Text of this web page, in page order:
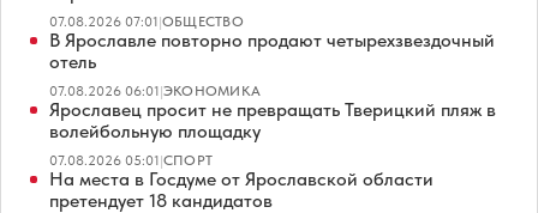
07.08.2026 07:01|ОБЩЕСТВО
В Ярославле повторно продают четырехзвездочный
отель
07.08.2026 06:01|ЭКОНОМИКА
Ярославец просит не превращать Тверицкий пляж в
волейбольную площадку
07.08.2026 05:01|СПОРТ
На места в Госдуме от Ярославской области
претендует 18 кандидатов